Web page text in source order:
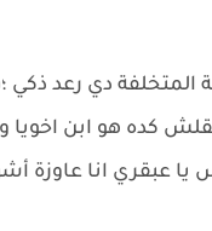
المتخلفة دي رعد
كده هو ابن اخويا
يا عبقري انا